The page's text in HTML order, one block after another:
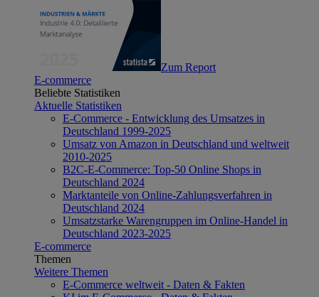
Zum Report
E-commerce
Beliebte Statistiken
Aktuelle Statistiken
E-Commerce - Entwicklung des Umsatzes in
Deutschland 1999-2025
Umsatz von Amazon in Deutschland und weltweit
2010-2025
B2C-E-Commerce: Top-50 Online Shops in
Deutschland 2024
Marktanteile von Online-Zahlungsverfahren in
Deutschland 2024
Umsatzstarke Warengruppen im Online-Handel in
Deutschland 2023-2025
E-commerce
Themen
Weitere Themen
E-Commerce weltweit - Daten & Fakten